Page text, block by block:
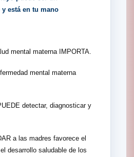
está en tu mano
mental materna IMPORTA.
mental materna
detectar, diagnosticar y
a las madres favorece el
desarrollo saludable de los